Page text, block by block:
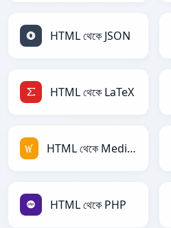
HTML থেকে JSON
HTML থেকে LaTeX
HTML থেকে MediaWiki
HTML থেকে PHP